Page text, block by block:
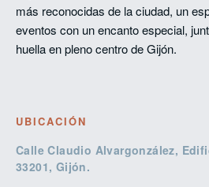
más reconocidas de la ciudad, un
eventos con un encanto especial,
huella en pleno centro de Gijón.
UBICACIÓN
Calle Claudio Alvargonzález,
33201, Gijón.